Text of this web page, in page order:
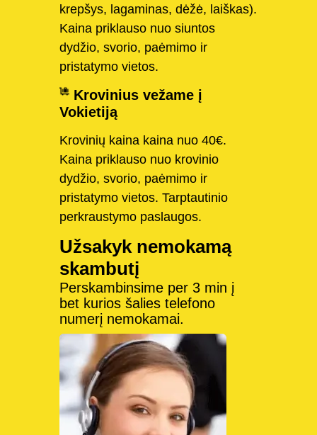
krepšys, lagaminas, dėžė, laiškas).
Kaina priklauso nuo siuntos
dydžio, svorio, paėmimo ir
pristatymo vietos.
Krovinius vežame į
Vokietiją
Krovinių kaina kaina nuo 40€.
Kaina priklauso nuo krovinio
dydžio, svorio, paėmimo ir
pristatymo vietos. Tarptautinio
perkraustymo paslaugos.
Užsakyk nemokamą
skambutį
Perskambinsime per 3 min į
bet kurios šalies telefono
numerį nemokamai.